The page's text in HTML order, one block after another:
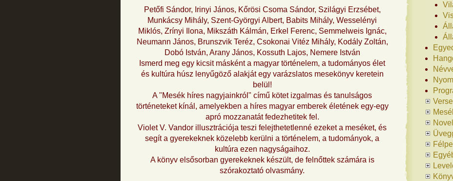
Petőfi Sándor, Irinyi János, Kőrösi Csoma Sándor, Szilágyi Erzsébet,
Munkácsy Mihály, Szent-Györgyi Albert, Babits Mihály, Wesselényi
Miklós, Zrínyi Ilona, Mikszáth Kálmán, Erkel Ferenc, Semmelweis Ignác,
Neumann János, Brunszvik Teréz, Csokonai Vitéz Mihály, Kodály Zoltán,
Dobó István, Arany János, Kossuth Lajos, Nemere István
Ismerd meg egy kicsit másként a magyar történelem, a tudományos élet
és kultúra húsz lenyűgöző alakját egy varázslatos mesekönyv keretein
belül!
A "Mesék híres nagyjainkról" című kötet izgalmas és tanulságos
történeteket kínál, amelyekben a híres magyar emberek életének egy-egy
apró mozzanatát fedezhetitek fel.
Violet V. Vandor illusztrációja teszi felejthetetlenné ezeket a meséket, és
segít a gyerekeknek közelebb kerülni a történelem, a tudományok, a
kultúra ezen nagyságaihoz.
A könyv elsősorban gyerekeknek készült, de felnőttek számára is
szórakoztató olvasmány.